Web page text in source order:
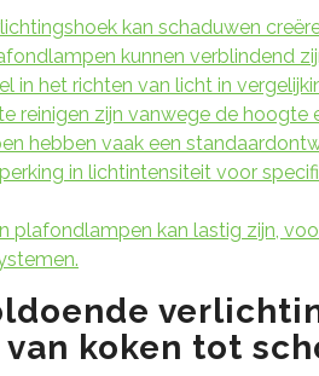
kan schaduwen
kunnen verblindend
in het richten van licht in
reinigen zijn vanwege de hoogte
hebben vaak een
in lichtintensiteit voor
plafondlampen kan lastig zijn,
koken tot